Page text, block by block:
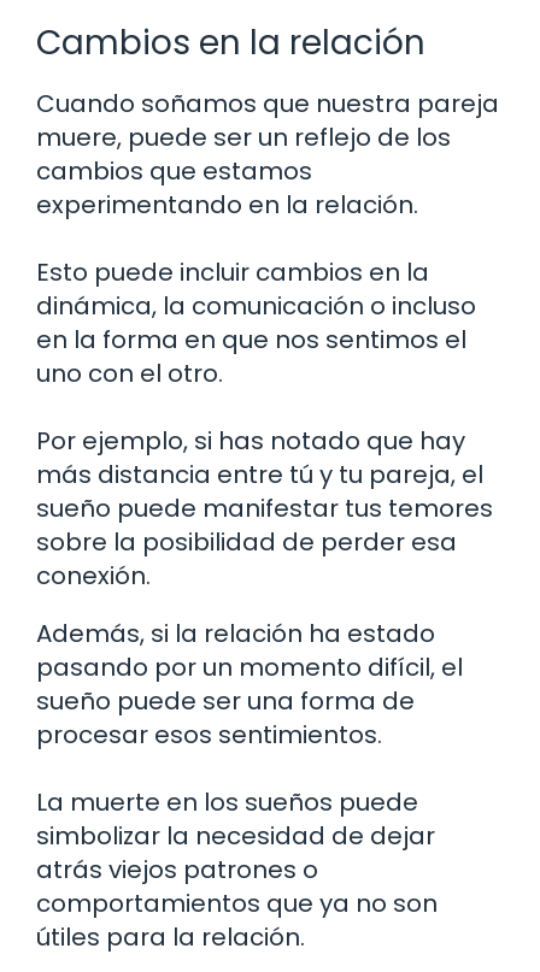
Cambios en la relación
Cuando soñamos que nuestra pareja
muere, puede ser un reflejo de los
cambios que estamos
experimentando en la relación.
Esto puede incluir cambios en la
dinámica, la comunicación o incluso
en la forma en que nos sentimos el
uno con el otro.
Por ejemplo, si has notado que hay
más distancia entre tú y tu pareja, el
sueño puede manifestar tus temores
sobre la posibilidad de perder esa
conexión.
Además, si la relación ha estado
pasando por un momento difícil, el
sueño puede ser una forma de
procesar esos sentimientos.
La muerte en los sueños puede
simbolizar la necesidad de dejar
atrás viejos patrones o
comportamientos que ya no son
útiles para la relación.